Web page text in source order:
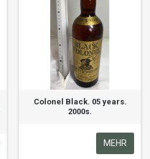
Colonel Black. 05 years.
2000s.
MEHR